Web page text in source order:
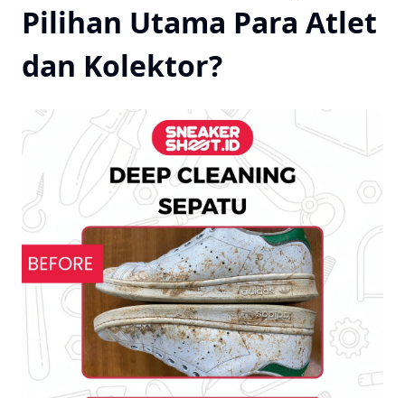
Pilihan Utama Para Atlet
dan Kolektor?